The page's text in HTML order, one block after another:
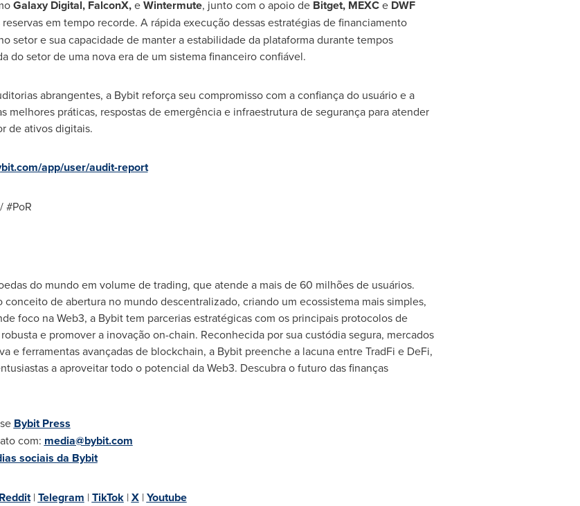
Galaxy Digital, FalconX,eWintermute, junto com o apoio de Bitget, MEXCe DWF
em tempo recorde. A rápida execução dessas estratégias de financiamento
setor e sua capacidade de manter a estabilidade da plataforma durante tempos
do setor de uma nova era de um sistema financeiro confiável.
abrangentes, a Bybit reforça seu compromisso com a confiança do usuário e a
melhores práticas, respostas de emergência e infraestrutura de segurança para atender
de ativos digitais.
app/user/audit-report
#PoR
do mundo em volume de trading, que atende a mais de 60 milhões de usuários.
de abertura no mundo descentralizado, criando um ecossistema mais simples,
foco na Web3, a Bybit tem parcerias estratégicas com os principais protocolos de
e promover a inovação on-chain. Reconhecida por sua custódia segura, mercados
e ferramentas avançadas de blockchain, a Bybit preenche a lacuna entre TradFi e DeFi,
a aproveitar todo o potencial da Web3. Descubra o futuro das finanças
Bybit Press
com: media@bybit.com
sociais da Bybit
Reddit|Telegram |TikTok|X|Youtube